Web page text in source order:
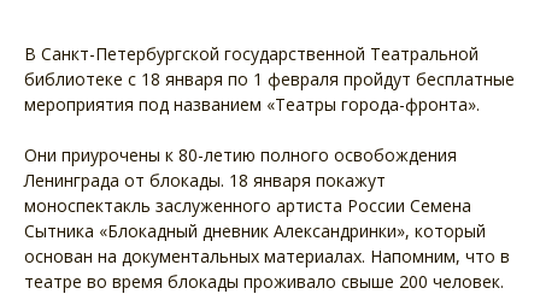
В Санкт-Петербургской государственной Театральной
библиотеке с 18 января по 1 февраля пройдут бесплатные
мероприятия под названием «Театры города-фронта».
Они приурочены к 80-летию полного освобождения
Ленинграда от блокады. 18 января покажут
моноспектакль заслуженного артиста России Семена
Сытника «Блокадный дневник Александринки», который
основан на документальных материалах. Напомним, что в
театре во время блокады проживало свыше 200 человек.